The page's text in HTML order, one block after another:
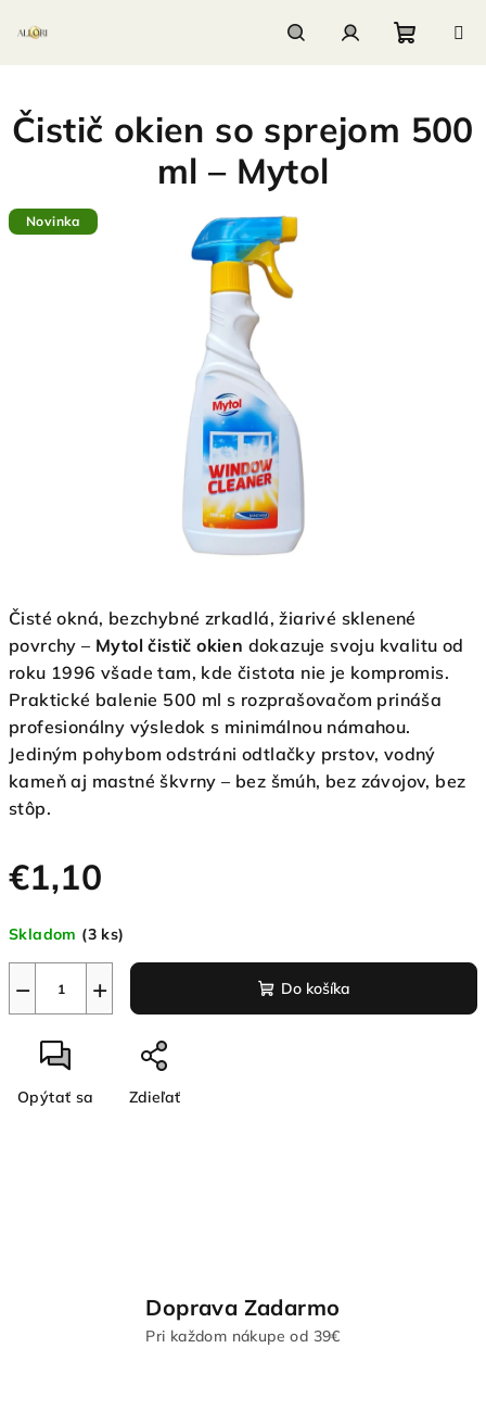
košík
Čisté okná, bezchybné zrkadlá, žiarivé sklenené
povrchy – Mytol čistič okien dokazuje svoju kvalitu od
roku 1996 všade tam, kde čistota nie je kompromis.
Praktické balenie 500 ml s rozprašovačom prináša
profesionálny výsledok s minimálnou námahou.
Jediným pohybom odstráni odtlačky prstov, vodný
kameň aj mastné škvrny – bez šmúh, bez závojov, bez
stôp.
€1,10
cena:
Skladom (3 ks)
+
− Do košíka
Opýtať sa Zdieľať
Čistič okien so sprejom 500
ml – Mytol
Novinka
Doprava Zadarmo
Pri každom nákupe od 39€